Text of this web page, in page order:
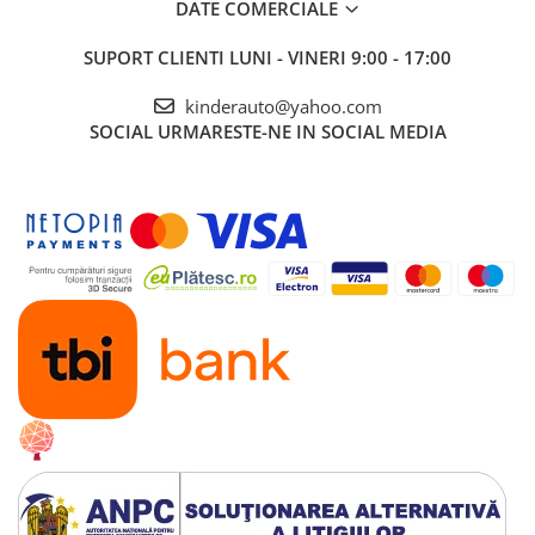
Roti din plastic cu banda de cauciuc pe jumatate
cu deschidere si siguranta
Faruri cuLED
Pornire/Oprire dinButon
Pornire LENTA
pentru confortul copilului
OprireLENTApentru confortul copilului
Sunet ce imita pornirea unei masini
Volan multifunctional cu claxon si comenzi
muzica
include
CONTROL PARENTAL
distanta
3 nivele de viteza selectabile din telecomanda
DATE COMERCIALE
SUPORT CLIENTI LUNI - VINERI 9:00 - 17:00
kinderauto@yahoo.com
SOCIAL URMARESTE-NE IN SOCIAL MEDIA